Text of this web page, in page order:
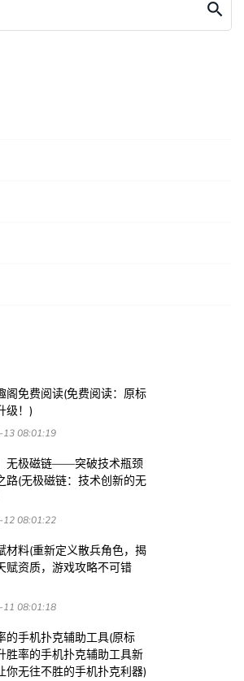
阁免费阅读(免费阅读：原标
级！)
08:01:19
无极磁链——突破技术瓶颈
路(无极磁链：技术创新的无
08:01:22
材料(重新定义散兵角色，揭
赋资质，游戏攻略不可错
08:01:18
的手机扑克辅助工具(原标
胜率的手机扑克辅助工具新
你无往不胜的手机扑克利器)